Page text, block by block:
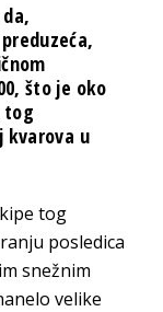
što je oko
tog
kvarova u
tog
posledica
snežnim
velike